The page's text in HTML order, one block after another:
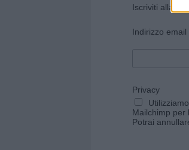
Iscriviti alla
Indirizzo email
Privacy
Mailchimp per
Potrai